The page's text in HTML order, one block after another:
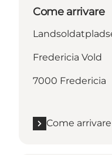
Come arrivare
Fredericia Vold
7000 Fredericia
Come arrivare